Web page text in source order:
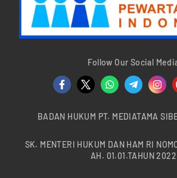
Follow Our Social
BADAN HUKUM PT. MEDIATAMA
SK. MENTERI HUKUM DAN HAM RI
AH. 01.01.TAHUN 2022